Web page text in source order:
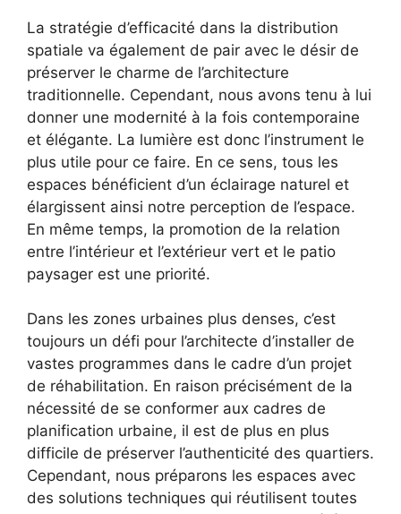
La stratégie d’efficacité dans la distribution
spatiale va également de pair avec le désir de
préserver le charme de l’architecture
traditionnelle. Cependant, nous avons tenu à lui
donner une modernité à la fois contemporaine
et élégante. La lumière est donc l’instrument le
plus utile pour ce faire. En ce sens, tous les
espaces bénéficient d’un éclairage naturel et
élargissent ainsi notre perception de l’espace.
En même temps, la promotion de la relation
entre l’intérieur et l’extérieur vert et le patio
paysager est une priorité.
Dans les zones urbaines plus denses, c’est
toujours un défi pour l’architecte d’installer de
vastes programmes dans le cadre d’un projet
de réhabilitation. En raison précisément de la
nécessité de se conformer aux cadres de
planification urbaine, il est de plus en plus
difficile de préserver l’authenticité des quartiers.
Cependant, nous préparons les espaces avec
des solutions techniques qui réutilisent toutes